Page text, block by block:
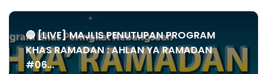
🔴 [LIVE] MAJLIS PENUTUPAN PROGRAM
KHAS RAMADAN : AHLAN YA RAMADAN
#06...